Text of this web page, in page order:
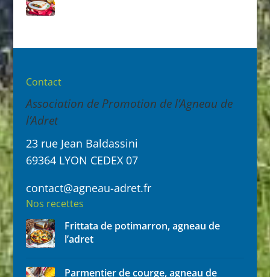
Contact
Association de Promotion de l’Agneau de
l’Adret
23 rue Jean Baldassini
69364 LYON CEDEX 07
contact@agneau-adret.fr
Nos recettes
Frittata de potimarron, agneau de
l’adret
Parmentier de courge, agneau de